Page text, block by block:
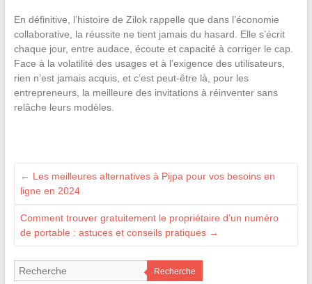
En définitive, l’histoire de Zilok rappelle que dans l’économie
collaborative, la réussite ne tient jamais du hasard. Elle s’écrit
chaque jour, entre audace, écoute et capacité à corriger le cap.
Face à la volatilité des usages et à l’exigence des utilisateurs,
rien n’est jamais acquis, et c’est peut-être là, pour les
entrepreneurs, la meilleure des invitations à réinventer sans
relâche leurs modèles.
← Les meilleures alternatives à Pijpa pour vos besoins en
ligne en 2024
Comment trouver gratuitement le propriétaire d’un numéro
de portable : astuces et conseils pratiques →
Recherche